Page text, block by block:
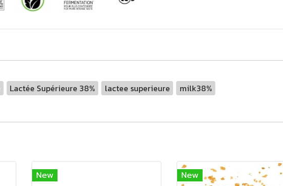
Lactée Supérieure 38% lactee superieure milk38%
New New